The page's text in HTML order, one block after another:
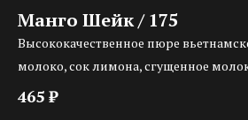
Манго Шейк / 175
Высококачественное пюре
молоко, сок лимона, сгущенное
465 ₽